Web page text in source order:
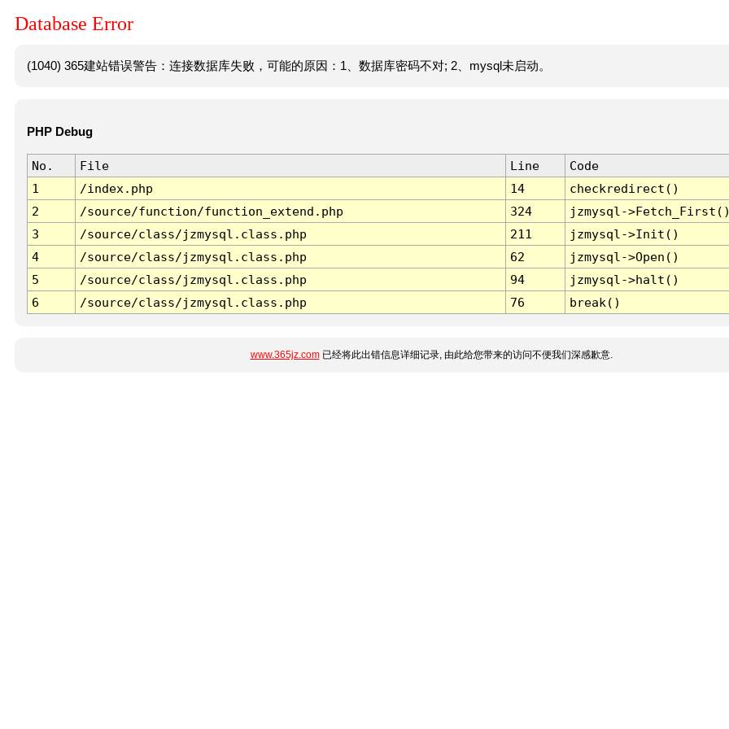
Database Error
(1040) 365建站错误警告：连接数据库失败，可能的原因：1、数据库密码不对; 2、mysql未启动。
PHP Debug
No. File Line
Code
1
/index.php 14
checkredirect()
2
/source/function/function_extend.php 324
jzmysql-
3
/source/class/jzmysql.class.php 211
jzmysql->Init()
4
/source/class/jzmysql.class.php 62
jzmysql->Open()
5
/source/class/jzmysql.class.php 94
jzmysql->halt()
6
/source/class/jzmysql.class.php 76 break()
www.365jz.com已经将此出错信息详细记录, 由此给您带来的访问不便我们深感歉意.